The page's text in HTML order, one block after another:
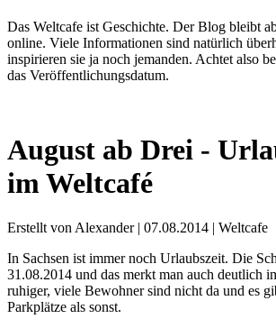
Das Weltcafe ist Geschichte. Der Blog bleibt
online. Viele Informationen sind natürlich
inspirieren sie ja noch jemanden. Achtet also
das Veröffentlichungsdatum.
August ab Drei -
im Weltcafé
Erstellt von Alexander | 07.08.2014 | Weltcafe
In Sachsen ist immer noch Urlaubszeit. Die
31.08.2014 und das merkt man auch deutlich
ruhiger, viele Bewohner sind nicht da und es
Parkplätze als sonst.